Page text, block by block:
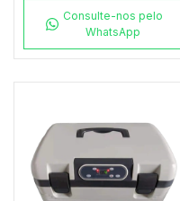
Consulte-nos pelo
WhatsApp